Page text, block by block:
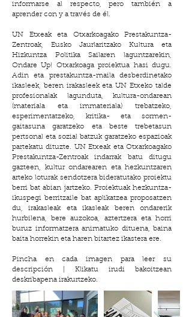
informarse al respecto, pero también a
aprender con y a través de él.
UN Etxeak eta Otxarkoagako Prestakuntza-
Zentroak, Eusko Jaurlaritzako Kultura eta
Hizkuntza Politika Sailaren laguntzarekin,
Ondare Up! Otxarkoaga proiektua hasi dugu.
Adin eta prestakuntza-maila desberdinetako
ikasleek, beren irakasleek eta UN Etxeko talde
profesionalak lagunduta, kultura-ondarean
(materiala eta immateriala) trebatzeko,
esperimentatzeko, kritika- eta sormen-
gaitasuna garatzeko eta beste trebetasun
pertsonal eta sozial batzuk garatzeko espazioak
partekatu dituzte. UN Etxeak eta Otxarkoagako
Prestakuntza-Zentroak indarrak batu ditugu
gazteen, kultur ondarearen eta hezkuntzaren
arteko loturak sendotzera bideratutako proiektu
berri bat abian jartzeko. Proiektuak hezkuntza-
ikuspegi berritzaile bat aplikatzea proposatzen
du, irakasleak eta ikasleak beren ondarerik
hurbilena, bere auzokoa, aztertzera eta horri
buruz informatzera animatuko dituena, baina
baita horrekin eta haren bitartez ikastera ere.
Pincha en cada imagen para leer su
descripción | Klikatu irudi bakoitzean
deskribapena irakurtzeko.